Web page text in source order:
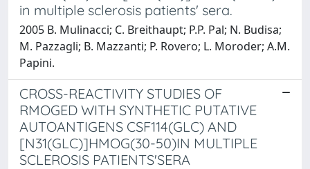
in multiple sclerosis patients' sera.
2005 B. Mulinacci; C. Breithaupt; P.P. Pal; N. Budisa;
M. Pazzagli; B. Mazzanti; P. Rovero; L. Moroder; A.M.
Papini.
CROSS-REACTIVITY STUDIES OF
RMOGED WITH SYNTHETIC PUTATIVE
AUTOANTIGENS CSF114(GLC) AND
[N31(GLC)]HMOG(30-50)IN MULTIPLE
SCLEROSIS PATIENTS'SERA